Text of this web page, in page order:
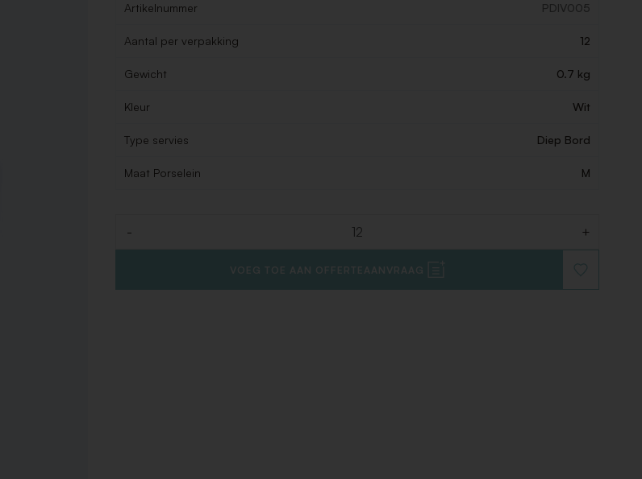
Artikelnummer PDIV005
Aantal per verpakking 12
Gewicht 0.7 kg
Kleur Wit
Type servies Diep Bord
Maat Porselein M
- +
VOEG TOE AAN OFFERTEAANVRAAG
TOE